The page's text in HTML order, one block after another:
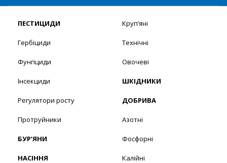
ПЕСТИЦИДИ
Гербіциди
Фунгіциди
Інсекциди
Регулятори росту
Протруйники
БУР’ЯНИ
НАСІННЯ
Круп’яні
Технічні
Овочеві
ШКІДНИКИ
ДОБРИВА
Азотні
Фосфорні
Калійні